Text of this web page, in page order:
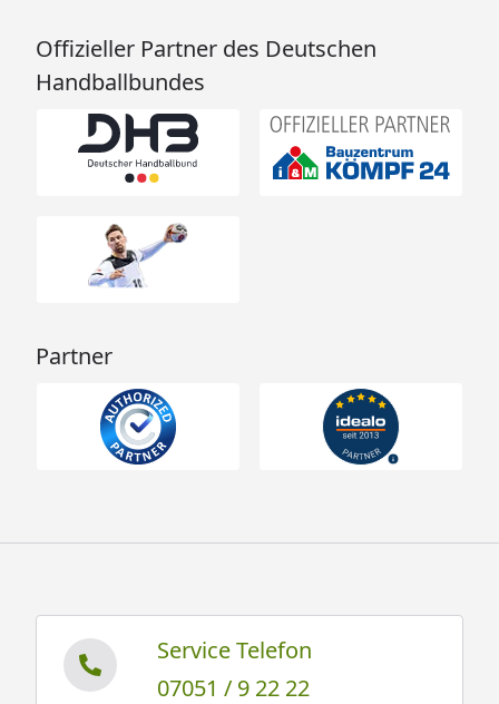
Offizieller Partner des Deutschen
Handballbundes
Partner
Service Telefon
07051 / 9 22 22